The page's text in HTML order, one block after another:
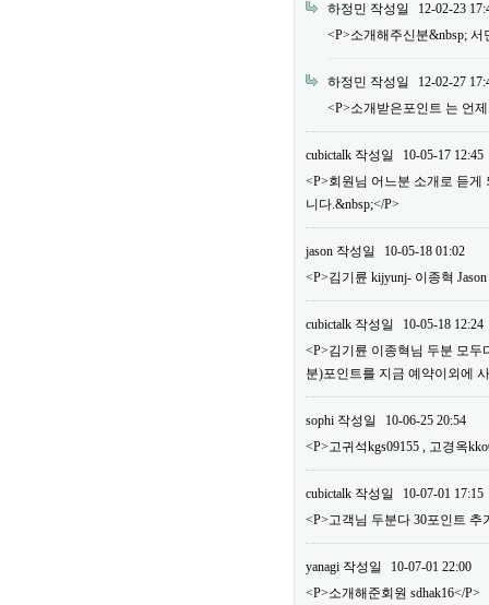
하정민 작성일
12-02-23
<P>소개해주신분&nbsp; 서
하정민 작성일
12-02-27
<P>소개받은포인트 는 언
cubictalk 작성일
10-05-17 12:45
<P>회원님 어느분 소개로 듣
니다.&nbsp;</P>
jason 작성일
10-05-18 01:02
<P>김기륜 kijyunj- 이종혁
cubictalk 작성일
10-05-18 12:24
<P>김기륜 이종혁님 두분 모두
분)포인트를 지금 예약이외에
sophi 작성일
10-06-25 20:54
<P>고귀석kgs09155 , 고경옥
cubictalk 작성일
10-07-01 17:15
<P>고객님 두분다 30포인트 추
yanagi 작성일
10-07-01 22:00
<P>소개해준회원 sdhak16</P>